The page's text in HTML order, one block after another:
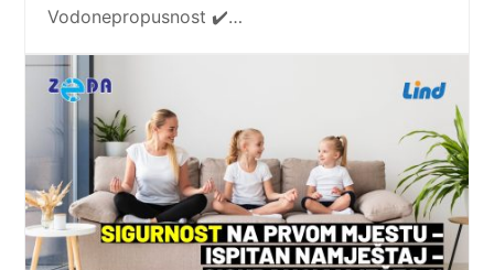
Vodonepropusnost ✔️…